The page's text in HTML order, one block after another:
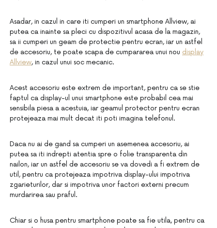
Asadar, in cazul in care iti cumperi un smartphone Allview, ai
putea ca inainte sa pleci cu dispozitivul acasa de la magazin,
sa ii cumperi un geam de protectie pentru ecran, iar un astfel
de accesoriu, te poate scapa de cumpararea unui nou display
Allview, in cazul unui soc mecanic.
Acest accesoriu este extrem de important, pentru ca se stie
faptul ca display-ul unui smartphone este probabil cea mai
sensibila piesa a acestuia, iar geamul protector pentru ecran
protejeaza mai mult decat iti poti imagina telefonul.
Daca nu ai de gand sa cumperi un asemenea accesoriu, ai
putea sa iti indrepti atentia spre o folie transparenta din
nailon, iar un astfel de accesoriu se va dovedi a fi extrem de
util, pentru ca protejeaza impotriva display-ului impotriva
zgarieturilor, dar si impotriva unor factori externi precum
murdarirea sau praful.
Chiar si o husa pentru smartphone poate sa fie utila, pentru ca